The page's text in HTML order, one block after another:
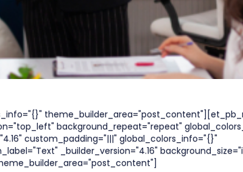
background_repeat="repeat"
custom_padding="|||" global_colors_info="{}"
_builder_version="4.16"